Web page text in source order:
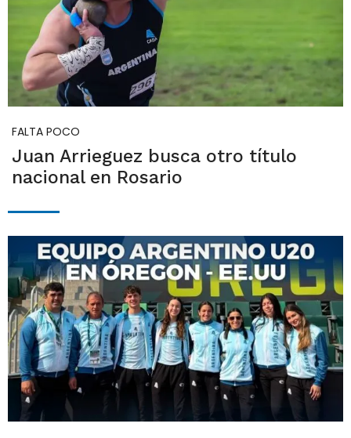
FALTA POCO
Juan Arrieguez busca otro título
nacional en Rosario